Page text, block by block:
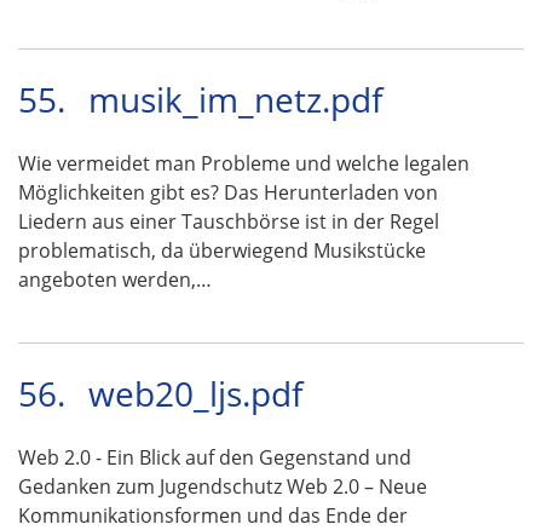
55. musik_im_netz.pdf
Wie vermeidet man Probleme und welche legalen
Möglichkeiten gibt es? Das Herunterladen von
Liedern aus einer Tauschbörse ist in der Regel
problematisch, da überwiegend Musikstücke
angeboten werden,…
56. web20_ljs.pdf
Web 2.0 - Ein Blick auf den Gegenstand und
Gedanken zum Jugendschutz Web 2.0 – Neue
Kommunikationsformen und das Ende der